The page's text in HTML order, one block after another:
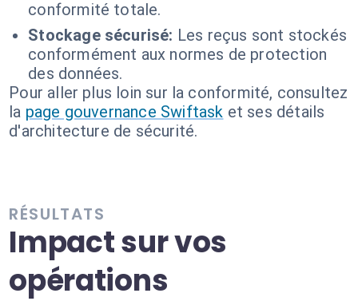
conformité totale.
Stockage sécurisé: Les reçus sont stockés
conformément aux normes de protection
des données.
Pour aller plus loin sur la conformité, consultez
la page gouvernance Swiftask et ses détails
d'architecture de sécurité.
RÉSULTATS
Impact sur vos
opérations